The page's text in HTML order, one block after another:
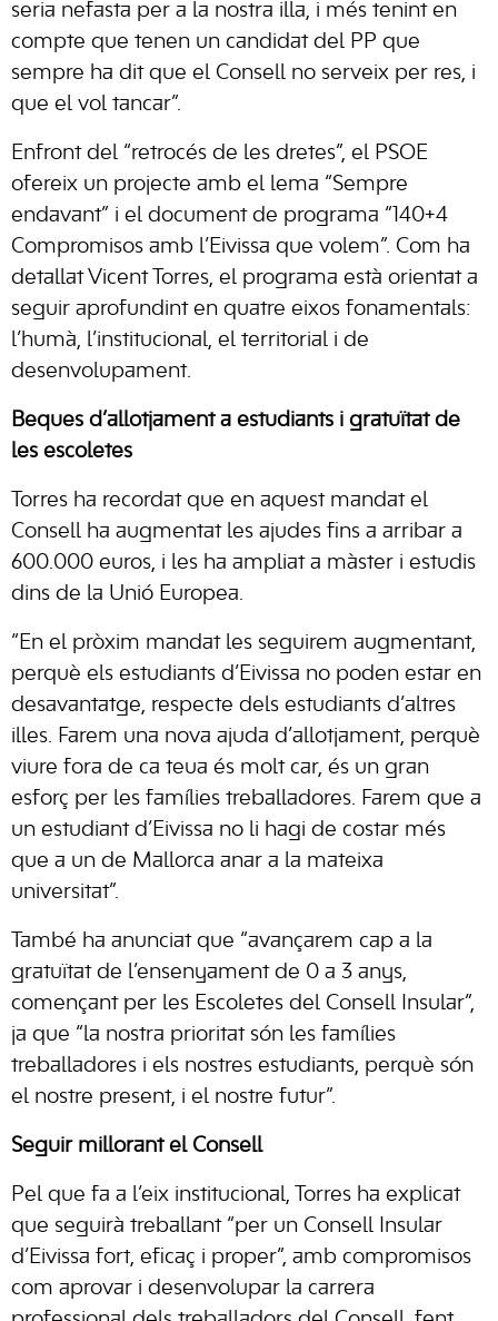
seria nefasta per a la nostra illa, i més tenint en
compte que tenen un candidat del PP que
sempre ha dit que el Consell no serveix per res, i
que el vol tancar”.
Enfront del “retrocés de les dretes”, el PSOE
ofereix un projecte amb el lema “Sempre
endavant” i el document de programa “140+4
Compromisos amb l’Eivissa que volem”. Com ha
detallat Vicent Torres, el programa està orientat a
seguir aprofundint en quatre eixos fonamentals:
l’humà, l’institucional, el territorial i de
desenvolupament.
Beques d’allotjament a estudiants i gratuïtat de
les escoletes
Torres ha recordat que en aquest mandat el
Consell ha augmentat les ajudes fins a arribar a
600.000 euros, i les ha ampliat a màster i estudis
dins de la Unió Europea.
“En el pròxim mandat les seguirem augmentant,
perquè els estudiants d’Eivissa no poden estar en
desavantatge, respecte dels estudiants d’altres
illes. Farem una nova ajuda d’allotjament, perquè
viure fora de ca teua és molt car, és un gran
esforç per les famílies treballadores. Farem que a
un estudiant d’Eivissa no li hagi de costar més
que a un de Mallorca anar a la mateixa
universitat”.
També ha anunciat que “avançarem cap a la
gratuïtat de l’ensenyament de 0 a 3 anys,
començant per les Escoletes del Consell Insular”,
ja que “la nostra prioritat són les famílies
treballadores i els nostres estudiants, perquè són
el nostre present, i el nostre futur”.
Seguir millorant el Consell
Pel que fa a l’eix institucional, Torres ha explicat
que seguirà treballant “per un Consell Insular
d’Eivissa fort, eficaç i proper”, amb compromisos
com aprovar i desenvolupar la carrera